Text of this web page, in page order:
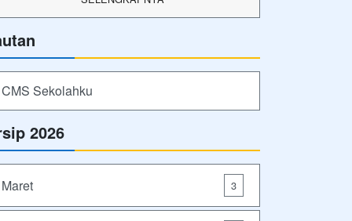
CMS Sekolahku
2026
Maret 3